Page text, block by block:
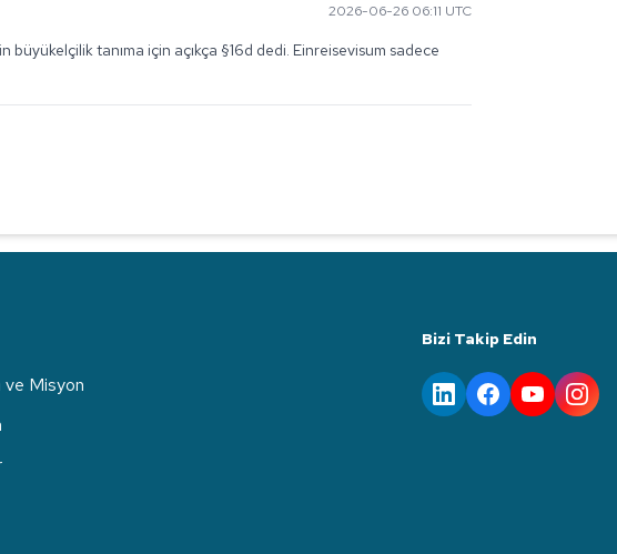
2026-06-26 06:11 UTC
tanıma için açıkça §16d dedi. Einreisevisum sadece
ve Misyon
Bizi Takip Edin